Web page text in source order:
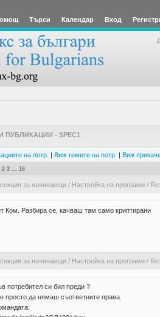
Търси Календар Вход
ПУБЛИКАЦИИ - SPEC1
на потр. | Виж темите на потр. | Виж
2 3 16
за начинаещи/ Настройка на програми/
Ком. Разбира се, качваш там само криптирани
за начинаещи/ Настройка на програми/
потребител си бил преди ?
просто да нямаш съответните права.